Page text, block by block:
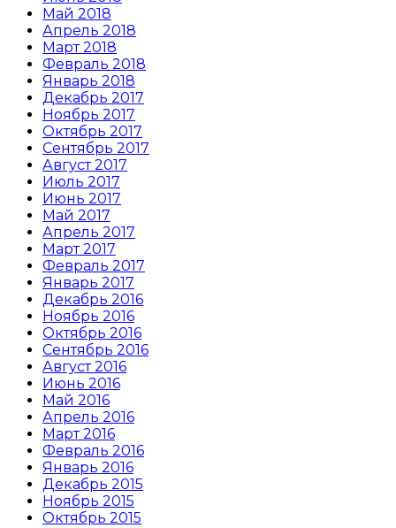
Май 2018
Апрель 2018
Март 2018
Февраль 2018
Январь 2018
Декабрь 2017
Ноябрь 2017
Октябрь 2017
Сентябрь 2017
Август 2017
Июль 2017
Июнь 2017
Май 2017
Апрель 2017
Март 2017
Февраль 2017
Январь 2017
Декабрь 2016
Ноябрь 2016
Октябрь 2016
Сентябрь 2016
Август 2016
Июнь 2016
Май 2016
Апрель 2016
Март 2016
Февраль 2016
Январь 2016
Декабрь 2015
Ноябрь 2015
Октябрь 2015